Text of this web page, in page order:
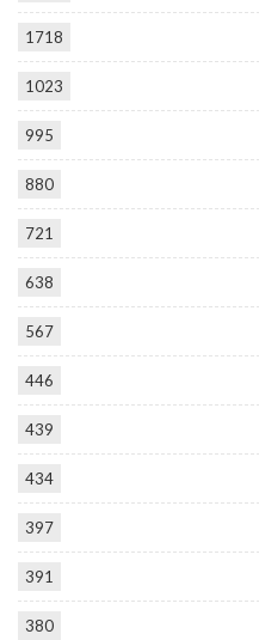
1718
1023
995
880
721
638
567
446
439
434
397
391
380